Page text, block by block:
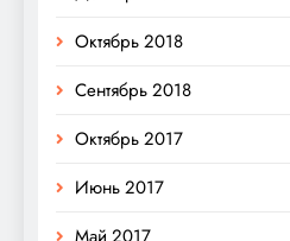
Октябрь 2018
Сентябрь 2018
Октябрь 2017
Июнь 2017